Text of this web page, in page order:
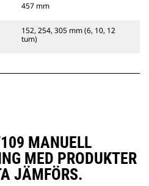
457 mm
152, 254, 305 mm (6, 10, 12
tum)
MANUELL
MED PRODUKTER
JÄMFÖRS.